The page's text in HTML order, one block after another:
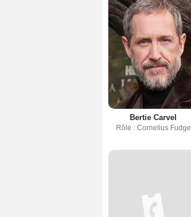
Bertie Carvel
Rôle : Cornelius Fudge